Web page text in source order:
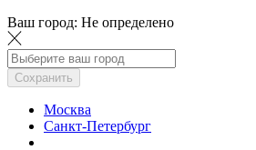
Ваш город: Не определено
Сохранить
Москва
Санкт-Петербург